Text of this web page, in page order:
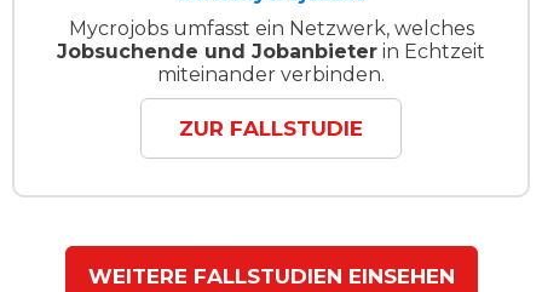
Mycrojobs umfasst ein Netzwerk, welches
Jobsuchende und Jobanbieter in Echtzeit
miteinander verbinden.
ZUR FALLSTUDIE
WEITERE FALLSTUDIEN EINSEHEN